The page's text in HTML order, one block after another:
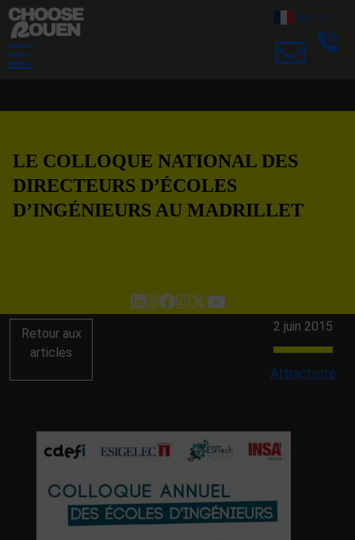
☰
French
LE COLLOQUE NATIONAL DES
DIRECTEURS D’ÉCOLES
D’INGÉNIEURS AU MADRILLET
Retour aux
articles
2 juin 2015
Attractivité